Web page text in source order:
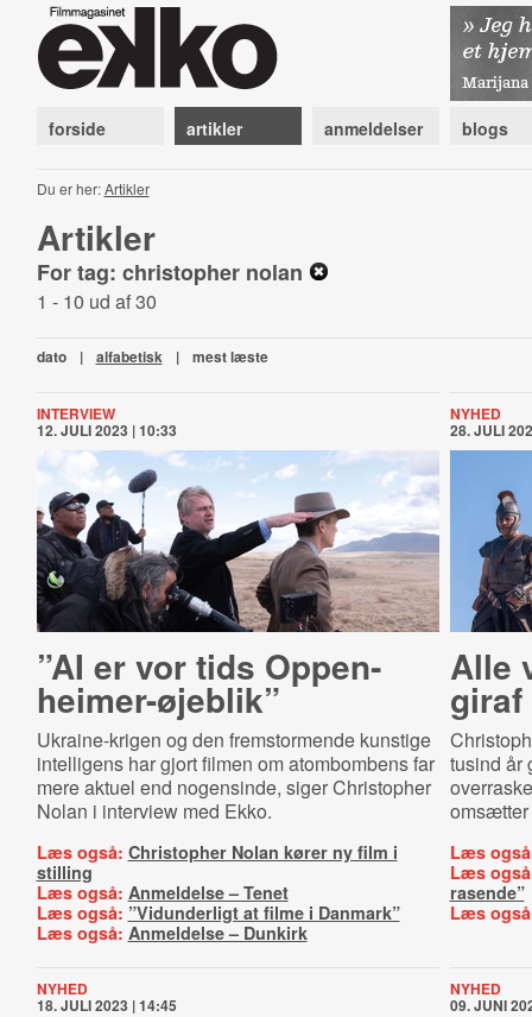
forside artikler anmeldelser blogs
Du er her:Artikler
Artikler
For tag: christopher nolan
1 - 10 ud af 30
dato | alfabetisk | mest læste
INTERVIEW
12. JULI 2023 | 10:33
”AI er vor tids Op­pen­
hei­mer-​øje­blik”
Ukraine-krigen og den fremstormende kunstige
intelligens har gjort filmen om atombombens far
mere aktuel end nogensinde, siger Christopher
Nolan i interview med Ekko.
Læs også: Christopher Nolan kører ny film i
stilling
Læs også: Anmeldelse – Tenet
Læs også: ”Vidunderligt at filme i Danmark”
Læs også: Anmeldelse – Dunkirk
NYHED
28. JULI
Alle
giraf
tusind år
omsætter
Læs
Læs
rasende”
Læs
NYHED
18. JULI 2023 | 14:45
NYHED
09. JUNI